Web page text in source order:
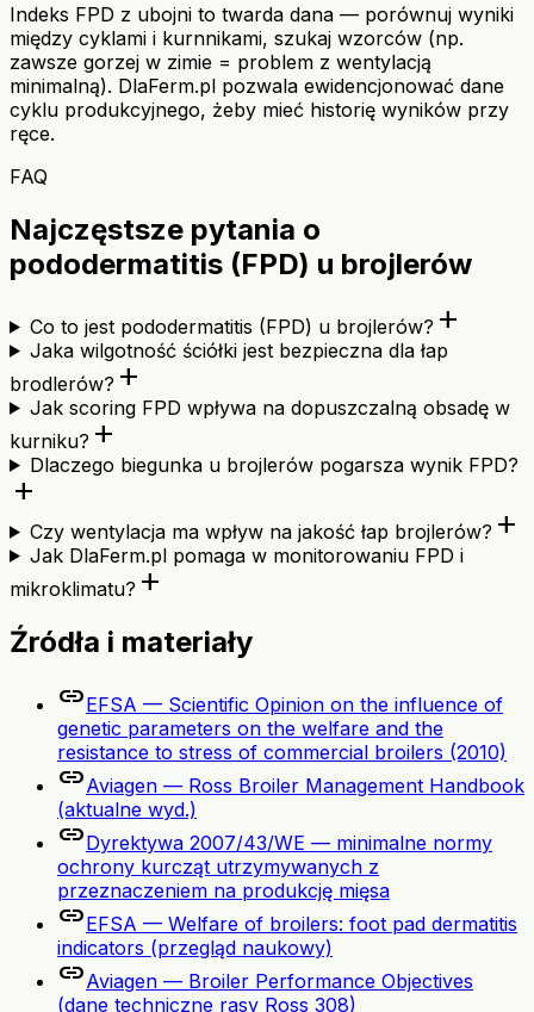
Indeks FPD z ubojni to twarda dana — porównuj wyniki
między cyklami i kurnnikami, szukaj wzorców (np.
zawsze gorzej w zimie = problem z wentylacją
minimalną). DlaFerm.pl pozwala ewidencjonować dane
cyklu produkcyjnego, żeby mieć historię wyników przy
ręce.
FAQ
Najczęstsze pytania o
pododermatitis (FPD) u brojlerów
Co to jest pododermatitis (FPD) u brojlerów? add
Jaka wilgotność ściółki jest bezpieczna dla łap
brodlerów? add
Jak scoring FPD wpływa na dopuszczalną obsadę w
kurniku? add
Dlaczego biegunka u brojlerów pogarsza wynik FPD?
add
Czy wentylacja ma wpływ na jakość łap brojlerów? add
Jak DlaFerm.pl pomaga w monitorowaniu FPD i
mikroklimatu? add
Źródła i materiały
linkEFSA — Scientific Opinion on the influence of
genetic parameters on the welfare and the
resistance to stress of commercial broilers (2010)
linkAviagen — Ross Broiler Management Handbook
(aktualne wyd.)
linkDyrektywa 2007/43/WE — minimalne normy
ochrony kurcząt utrzymywanych z
przeznaczeniem na produkcję mięsa
linkEFSA — Welfare of broilers: foot pad dermatitis
indicators (przegląd naukowy)
linkAviagen — Broiler Performance Objectives
(dane techniczne rasy Ross 308)